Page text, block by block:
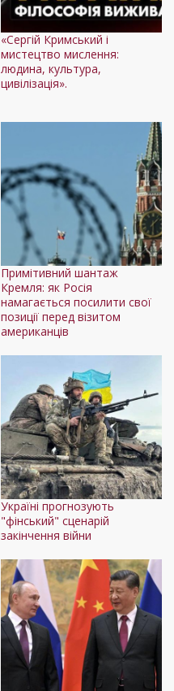
«Сергій Кримський і
мистецтво мислення:
людина, культура,
цивілізація».
Примітивний шантаж
Кремля: як Росія
намагається посилити свої
позиції перед візитом
американців
Україні прогнозують
"фінський" сценарій
закінчення війни